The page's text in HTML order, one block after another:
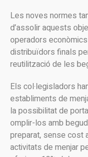
Les noves normes
d’assolir aquests
operadors
distribuïdors finals
reutilització de les
Els col·legisladors
establiments de
la possibilitat de
omplir-los amb
preparat, sense cost
activitats de menjar